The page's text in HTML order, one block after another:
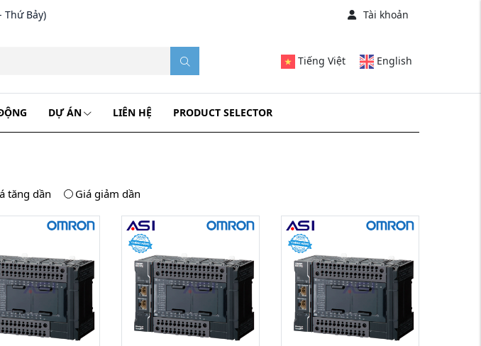
Thứ Bảy) Tài khoản
Tiếng Việt English
DỰ ÁN LIÊN HỆ PRODUCT SELECTOR
tăng dần Giá giảm dần